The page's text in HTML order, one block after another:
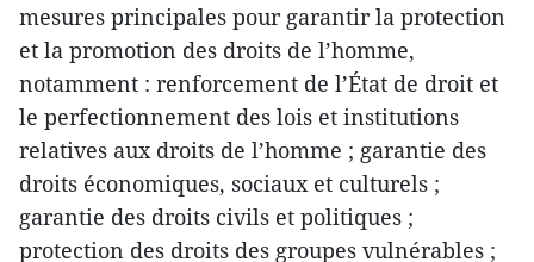
mesures principales pour garantir la protection
et la promotion des droits de l’homme,
notamment : renforcement de l’État de droit et
le perfectionnement des lois et institutions
relatives aux droits de l’homme ; garantie des
droits économiques, sociaux et culturels ;
garantie des droits civils et politiques ;
protection des droits des groupes vulnérables ;